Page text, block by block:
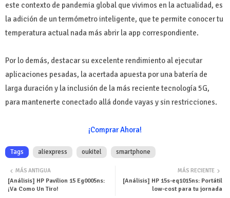
este contexto de pandemia global que vivimos en la actualidad, es
la adición de un termómetro inteligente, que te permite conocer tu
temperatura actual nada más abrir la app correspondiente.
Por lo demás, destacar su excelente rendimiento al ejecutar
aplicaciones pesadas, la acertada apuesta por una batería de
larga duración y la inclusión de la más reciente tecnología 5G,
para mantenerte conectado allá donde vayas y sin restricciones.
¡Comprar Ahora!
Tags aliexpress oukitel smartphone
MÁS RECIENTE
[Análisis] HP 15s-eq1015ns: Portátil
low-cost para tu jornada
MÁS ANTIGUA
[Análisis] HP Pavilion 15 Eg0005ns:
¡Va Como Un Tiro!